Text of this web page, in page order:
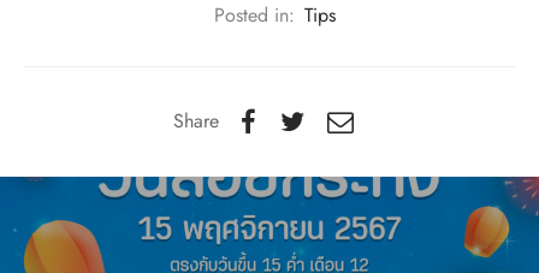
Posted in: Tips
Share